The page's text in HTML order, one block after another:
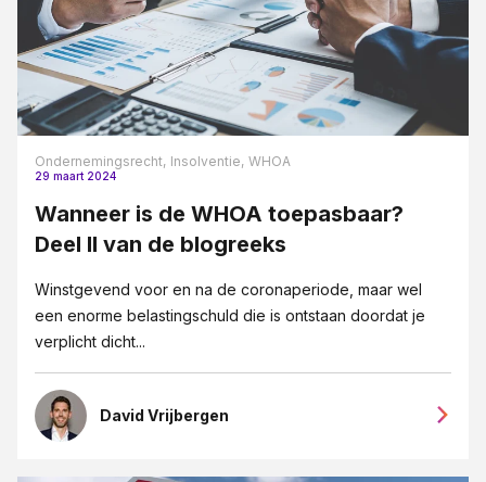
Ondernemingsrecht, Insolventie, WHOA
29 maart 2024
Wanneer is de WHOA toepasbaar?
Deel II van de blogreeks
Winstgevend voor en na de coronaperiode, maar wel
een enorme belastingschuld die is ontstaan doordat je
verplicht dicht...
David Vrijbergen